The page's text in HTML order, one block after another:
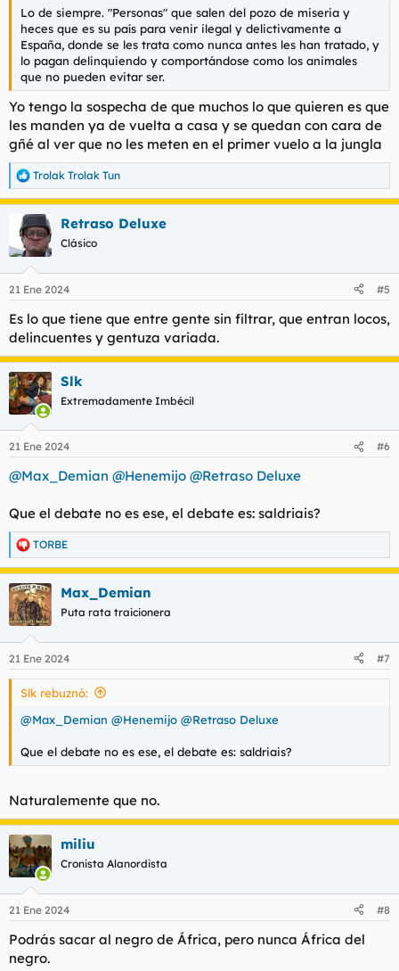
Lo de siempre. "Personas" que salen del pozo de miseria y
heces que es su país para venir ilegal y delictivamente a
España, donde se les trata como nunca antes les han tratado, y
lo pagan delinquiendo y comportándose como los animales
que no pueden evitar ser.
Yo tengo la sospecha de que muchos lo que quieren es que
les manden ya de vuelta a casa y se quedan con cara de
gñé al ver que no les meten en el primer vuelo a la jungla
R
e
a
c
i
e
:
Trolak Trolak Tun
Retraso Deluxe
Clásico
21 Ene 2024 #5
Es lo que tiene que entre gente sin filtrar, que entran locos,
delincuentes y gentuza variada.
Slk
Extremadamente Imbécil
21 Ene 2024 #6
@Max_Demian @Henemijo @Retraso Deluxe
Que el debate no es ese, el debate es: saldriais?
R
e
a
c
c
i
e
s
TORBE
Max_Demian
Puta rata traicionera
21 Ene 2024 #7
Slk rebuznó:
@Max_Demian @Henemijo @Retraso Deluxe
Que el debate no es ese, el debate es: saldriais?
Naturalemente que no.
miliu
Cronista Alanordista
21 Ene 2024 #8
Podrás sacar al negro de África, pero nunca África del
negro.